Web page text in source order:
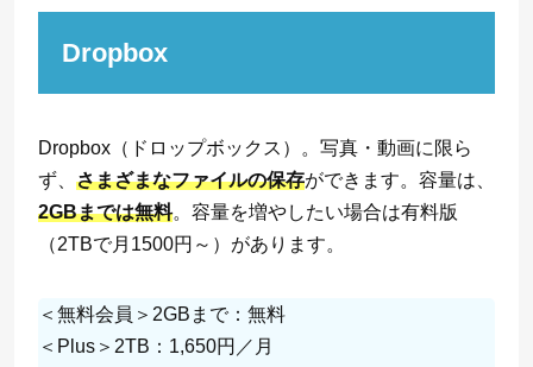
Dropbox
Dropbox（ドロップボックス）。写真・動画に限ら
ず、 さまざまなファイルの保存ができます。容量は、
2GBまでは無料。容量を増やしたい場合は有料版
（2TBで月1500円～）があります。
＜無料会員＞2GBまで：無料
＜Plus＞2TB：1,650円／月